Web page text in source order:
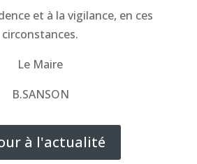
et à la vigilance, en ces
circonstances.
Le Maire
B.SANSON
à l'actualité